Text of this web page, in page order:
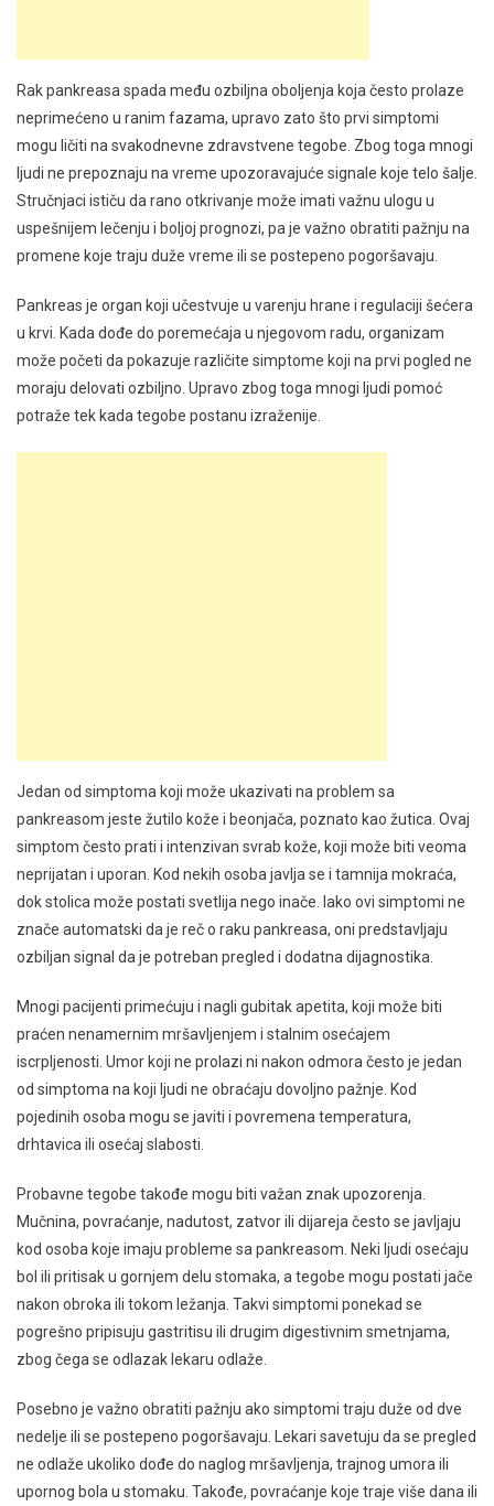
Rak pankreasa spada među ozbiljna oboljenja koja često prolaze
neprimećeno u ranim fazama, upravo zato što prvi simptomi
mogu ličiti na svakodnevne zdravstvene tegobe. Zbog toga mnogi
ljudi ne prepoznaju na vreme upozoravajuće signale koje telo šalje.
Stručnjaci ističu da rano otkrivanje može imati važnu ulogu u
uspešnijem lečenju i boljoj prognozi, pa je važno obratiti pažnju na
promene koje traju duže vreme ili se postepeno pogoršavaju.
Pankreas je organ koji učestvuje u varenju hrane i regulaciji šećera
u krvi. Kada dođe do poremećaja u njegovom radu, organizam
može početi da pokazuje različite simptome koji na prvi pogled ne
moraju delovati ozbiljno. Upravo zbog toga mnogi ljudi pomoć
potraže tek kada tegobe postanu izraženije.
Jedan od simptoma koji može ukazivati na problem sa
pankreasom jeste žutilo kože i beonjača, poznato kao žutica. Ovaj
simptom često prati i intenzivan svrab kože, koji može biti veoma
neprijatan i uporan. Kod nekih osoba javlja se i tamnija mokraća,
dok stolica može postati svetlija nego inače. Iako ovi simptomi ne
znače automatski da je reč o raku pankreasa, oni predstavljaju
ozbiljan signal da je potreban pregled i dodatna dijagnostika.
Mnogi pacijenti primećuju i nagli gubitak apetita, koji može biti
praćen nenamernim mršavljenjem i stalnim osećajem
iscrpljenosti. Umor koji ne prolazi ni nakon odmora često je jedan
od simptoma na koji ljudi ne obraćaju dovoljno pažnje. Kod
pojedinih osoba mogu se javiti i povremena temperatura,
drhtavica ili osećaj slabosti.
Probavne tegobe takođe mogu biti važan znak upozorenja.
Mučnina, povraćanje, nadutost, zatvor ili dijareja često se javljaju
kod osoba koje imaju probleme sa pankreasom. Neki ljudi osećaju
bol ili pritisak u gornjem delu stomaka, a tegobe mogu postati jače
nakon obroka ili tokom ležanja. Takvi simptomi ponekad se
pogrešno pripisuju gastritisu ili drugim digestivnim smetnjama,
zbog čega se odlazak lekaru odlaže.
Posebno je važno obratiti pažnju ako simptomi traju duže od dve
nedelje ili se postepeno pogoršavaju. Lekari savetuju da se pregled
ne odlaže ukoliko dođe do naglog mršavljenja, trajnog umora ili
upornog bola u stomaku. Takođe, povraćanje koje traje više dana ili